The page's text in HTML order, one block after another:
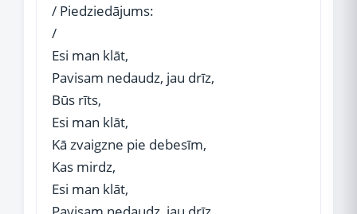
/ Piedziedājums:
/
Esi man klāt,
Pavisam nedaudz, jau drīz,
Būs rīts,
Esi man klāt,
Kā zvaigzne pie debesīm,
Kas mirdz,
Esi man klāt,